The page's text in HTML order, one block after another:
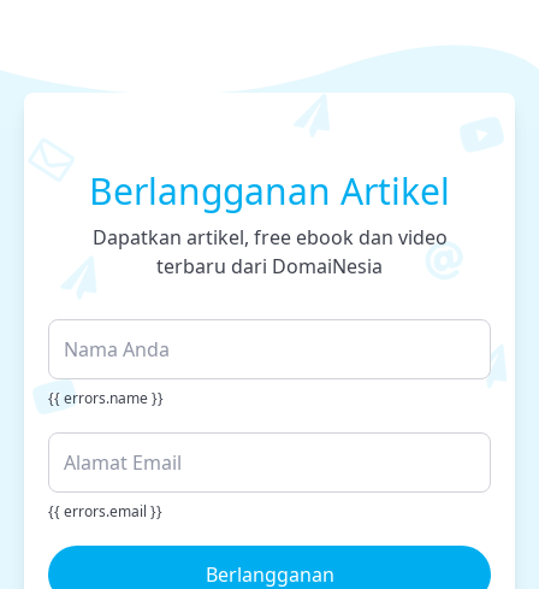
Berlangganan Artikel
Dapatkan artikel, free ebook dan video
terbaru dari DomaiNesia
{{ errors.name }}
{{ errors.email }}
Berlangganan